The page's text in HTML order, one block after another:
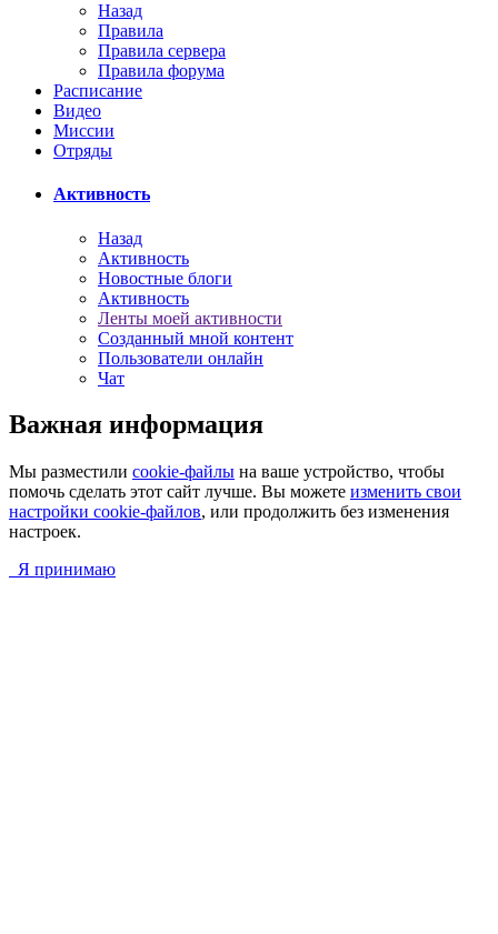
Назад
Правила
Правила сервера
Правила форума
Расписание
Видео
Миссии
Отряды
Активность
Назад
Активность
Новостные блоги
Активность
Ленты моей активности
Созданный мной контент
Пользователи онлайн
Чат
Важная информация
Мы разместили cookie-файлы на ваше устройство, чтобы
помочь сделать этот сайт лучше. Вы можете изменить свои
настройки cookie-файлов, или продолжить без изменения
настроек.
Я принимаю